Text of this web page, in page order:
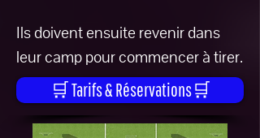
Ils doivent ensuite revenir dans
leur camp pour commencer à tirer.
🛒 Tarifs & Réservations🛒